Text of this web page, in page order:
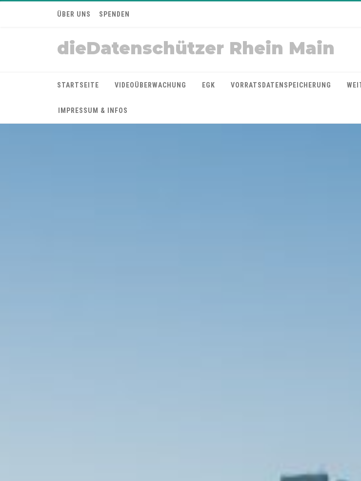
ÜBER UNS SPENDEN
dieDatenschützer Rhein Main
STARTSEITE VIDEOÜBERWACHUNG EGK VORRATSDATENSPEICHERUNG
IMPRESSUM & INFOS